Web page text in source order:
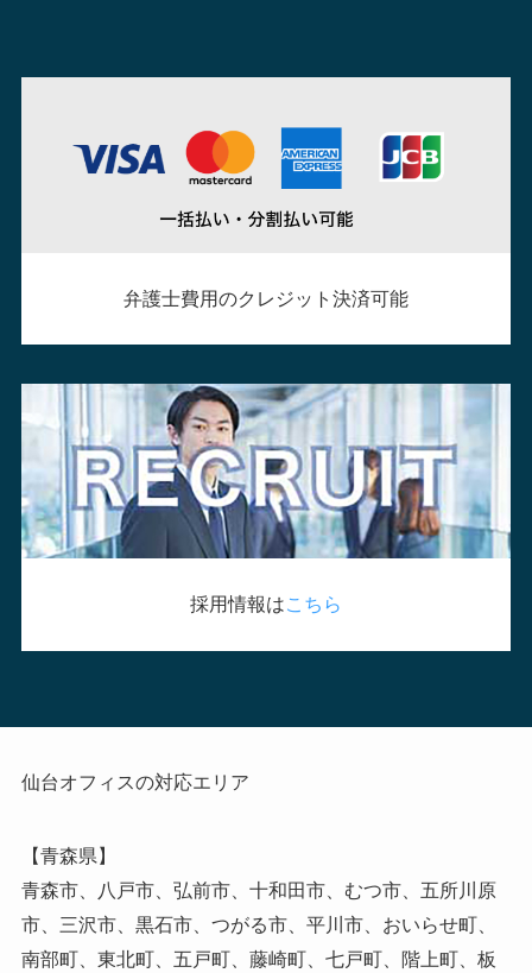
弁護士費用のクレジット決済可能
採用情報はこちら
仙台オフィスの対応エリア
【青森県】
青森市、八戸市、弘前市、十和田市、むつ市、五所川原
市、三沢市、黒石市、つがる市、平川市、おいらせ町、
南部町、東北町、五戸町、藤崎町、七戸町、階上町、板